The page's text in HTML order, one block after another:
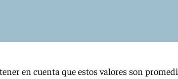
en cuenta que estos valores son